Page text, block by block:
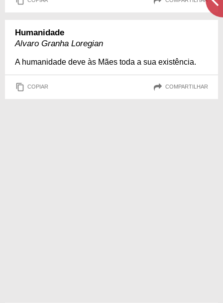
Humanidade
Alvaro Granha Loregian
A humanidade deve às Mães toda a sua existência.
COPIAR COMPARTILHAR